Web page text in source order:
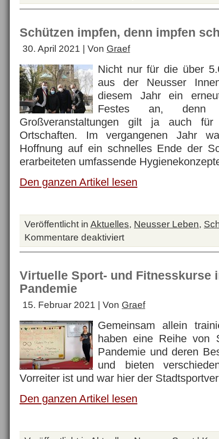
Schützen impfen, denn impfen
30. April 2021 | Von Graef
Nicht nur für die über
aus der Neusser
diesem Jahr ein
Festes an,
Großveranstaltungen gilt ja auch
Ortschaften. Im vergangenen Jahr
Hoffnung auf ein schnelles Ende der
erarbeiteten umfassende
Den ganzen Artikel lesen
Veröffentlicht in Aktuelles, Neusser Leben,
Kommentare deaktiviertfür
Schützen
impfen
Virtuelle Sport- und Fitnesskurse
Pandemie
15. Februar 2021 | Von Graef
Gemeinsam allein
haben eine Reihe von
Pandemie und deren
und bieten
Vorreiter ist und war hier der
Den ganzen Artikel lesen